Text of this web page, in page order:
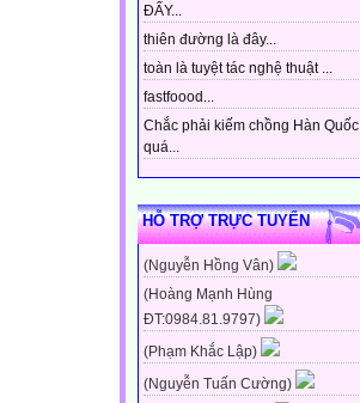
ĐẤY...
thiên đường là đây...
toàn là tuyệt tác nghệ thuật ...
fastfoood...
Chắc phải kiếm chồng Hàn Quốc
quá...
HỖ TRỢ TRỰC TUYẾN
(Nguyễn Hồng Vân)
(Hoàng Mạnh Hùng
ĐT:0984.81.9797)
(Phạm Khắc Lập)
(Nguyễn Tuấn Cường)